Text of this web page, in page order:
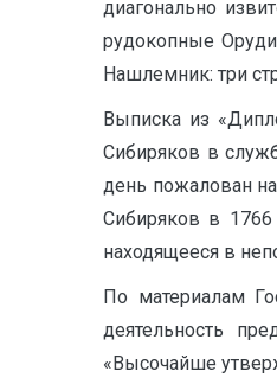
диагонально
рудокопные
Нашлемник: три
Выписка из
Сибиряков в
день пожалован
Сибиряков в 1766
находящееся в
По материалам
деятельность
«Высочайше